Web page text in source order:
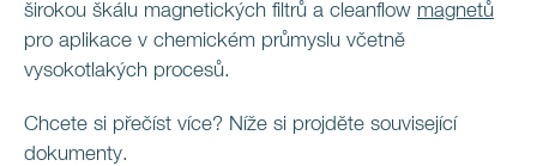
širokou škálu magnetických filtrů a cleanflow magnetů
pro aplikace v chemickém průmyslu včetně
vysokotlakých procesů.
Chcete si přečíst více? Níže si projděte související
dokumenty.